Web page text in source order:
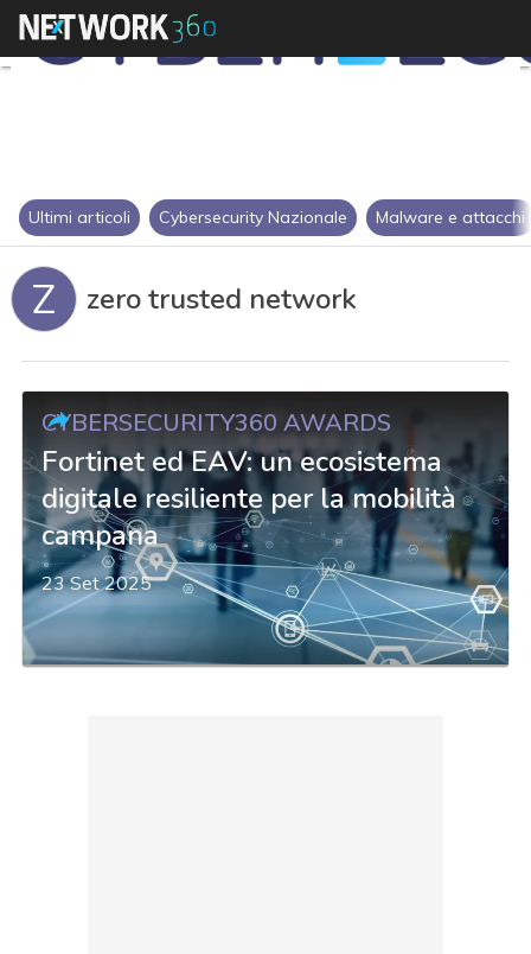
Ultimi articoli Cybersecurity Nazionale Malware e attacchi
Z zero trusted network
CYBERSECURITY360 AWARDS
Fortinet ed EAV: un ecosistema
digitale resiliente per la mobilità
campana
23 Set 2025